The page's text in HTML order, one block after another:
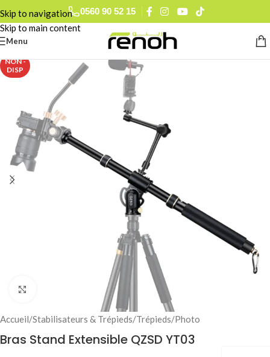
Skip to navigation
Skip to main content
0560 90 52 15
Menu
NON -
DISP
Accueil/Stabilisateurs & Trépieds/Trépieds/Photo
Bras Stand Extensible QZSD YT03